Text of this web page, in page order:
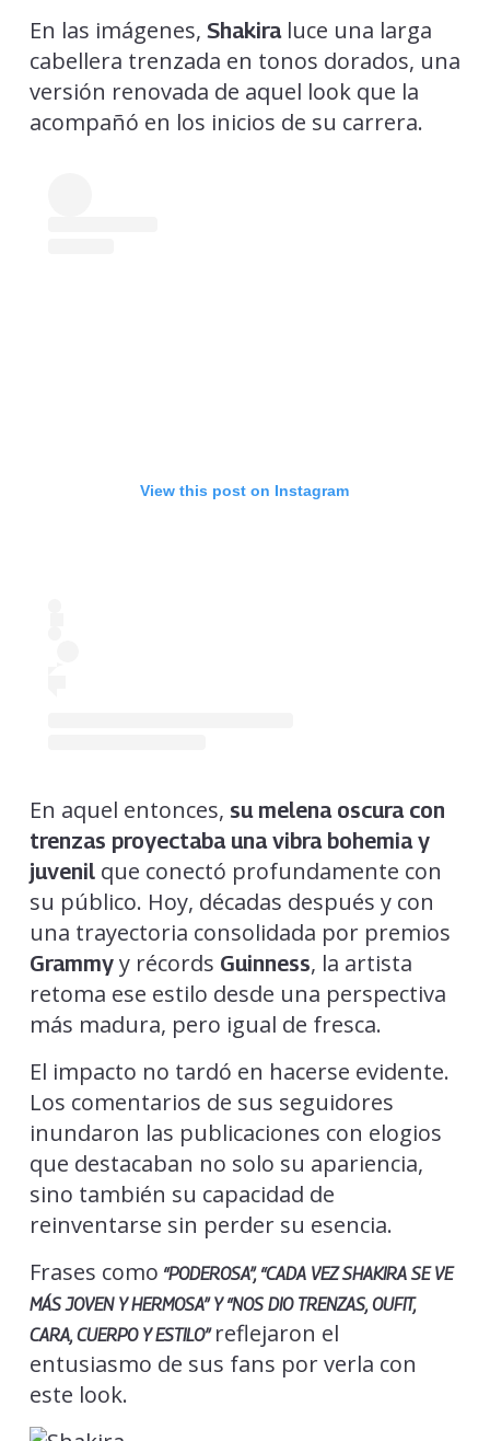
En las imágenes, Shakiraluce una larga
cabellera trenzada en tonos dorados, una
versión renovada de aquel look que la
acompañó en los inicios de su carrera.
View this post on Instagram
En aquel entonces, su melena oscura con
trenzas proyectaba una vibra bohemia y
juvenil que conectó profundamente con
su público. Hoy, décadas después y con
una trayectoria consolidada por premios
Grammyy récords Guinness, la artista
retoma ese estilo desde una perspectiva
más madura, pero igual de fresca.
El impacto no tardó en hacerse evidente.
Los comentarios de sus seguidores
inundaron las publicaciones con elogios
que destacaban no solo su apariencia,
sino también su capacidad de
reinventarse sin perder su esencia.
Frases como “PODEROSA”, “CADA VEZ SHAKIRA SE VE
MÁS JOVEN Y HERMOSA” Y “NOS DIO TRENZAS, OUFIT,
CARA, CUERPO Y ESTILO” reflejaron el
entusiasmo de sus fans por verla con
este look.